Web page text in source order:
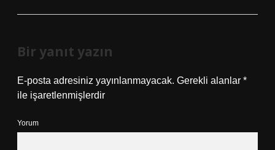
Bir yanıt yazın
E-posta adresiniz yayınlanmayacak. Gerekli alanlar *
ile işaretlenmişlerdir
Yorum